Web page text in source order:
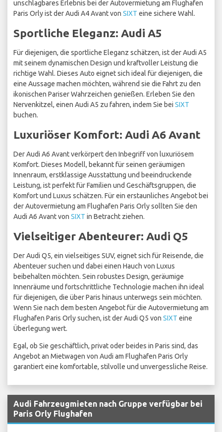
unschlagbares Erlebnis bei der Autovermietung am Flughafen
Paris Orly ist der Audi A4 Avant von SIXT eine sichere Wahl.
Sportliche Eleganz: Audi A5
Für diejenigen, die sportliche Eleganz schätzen, ist der Audi A5
mit seinem dynamischen Design und kraftvoller Leistung die
richtige Wahl. Dieses Auto eignet sich ideal für diejenigen, die
eine Aussage machen möchten, während sie die Fahrt zu den
ikonischen Pariser Wahrzeichen genießen. Erleben Sie den
Nervenkitzel, einen Audi A5 zu fahren, indem Sie bei SIXT
buchen.
Luxuriöser Komfort: Audi A6 Avant
Der Audi A6 Avant verkörpert den Inbegriff von luxuriösem
Komfort. Dieses Modell, bekannt für seinen geräumigen
Innenraum, erstklassige Ausstattung und beeindruckende
Leistung, ist perfekt für Familien und Geschäftsgruppen, die
Komfort und Luxus schätzen. Für ein erstaunliches Angebot bei
der Autovermietung am Flughafen Paris Orly sollten Sie den
Audi A6 Avant von SIXT in Betracht ziehen.
Vielseitiger Abenteurer: Audi Q5
Der Audi Q5, ein vielseitiges SUV, eignet sich für Reisende, die
Abenteuer suchen und dabei einen Hauch von Luxus
beibehalten möchten. Sein robustes Design, geräumige
Innenräume und fortschrittliche Technologie machen ihn ideal
für diejenigen, die über Paris hinaus unterwegs sein möchten.
Wenn Sie nach dem besten Angebot für die Autovermietung am
Flughafen Paris Orly suchen, ist der Audi Q5 von SIXT eine
Überlegung wert.
Egal, ob Sie geschäftlich, privat oder beides in Paris sind, das
Angebot an Mietwagen von Audi am Flughafen Paris Orly
garantiert eine komfortable, stilvolle und unvergessliche Reise.
Audi Fahrzeugmieten nach Gruppe verfügbar bei
Paris Orly Flughafen